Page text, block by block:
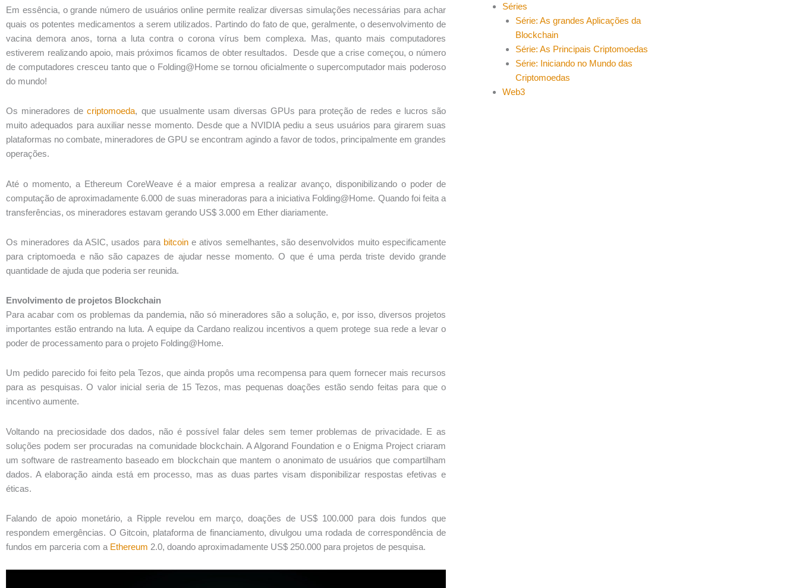
Em essência, o grande número de usuários online permite realizar diversas simulações necessárias para achar
quais os potentes medicamentos a serem utilizados. Partindo do fato de que, geralmente, o desenvolvimento de
vacina demora anos, torna a luta contra o corona vírus bem complexa. Mas, quanto mais computadores
estiverem realizando apoio, mais próximos ficamos de obter resultados. Desde que a crise começou, o número
de computadores cresceu tanto que o Folding@Home se tornou oficialmente o supercomputador mais poderoso
do mundo!
Os mineradores decriptomoeda, que usualmente usam diversas GPUs para proteção de redes e lucros são
muito adequados para auxiliar nesse momento. Desde que a NVIDIA pediu a seus usuários para girarem suas
plataformas no combate, mineradores de GPU se encontram agindo a favor de todos, principalmente em grandes
operações.
Até o momento, a Ethereum CoreWeave é a maior empresa a realizar avanço, disponibilizando o poder de
computação de aproximadamente 6.000 de suas mineradoras para a iniciativa Folding@Home. Quando foi feita a
transferências, os mineradores estavam gerando US$ 3.000 em Ether diariamente.
Os mineradores da ASIC, usados para bitcoine ativos semelhantes, são desenvolvidos muito especificamente
para criptomoeda e não são capazes de ajudar nesse momento. O que é uma perda triste devido grande
quantidade de ajuda que poderia ser reunida.
Envolvimento de projetos Blockchain
Para acabar com os problemas da pandemia, não só mineradores são a solução, e, por isso, diversos projetos
importantes estão entrando na luta. A equipe da Cardano realizou incentivos a quem protege sua rede a levar o
poder de processamento para o projeto Folding@Home.
Um pedido parecido foi feito pela Tezos, que ainda propôs uma recompensa para quem fornecer mais recursos
para as pesquisas. O valor inicial seria de 15 Tezos, mas pequenas doações estão sendo feitas para que o
incentivo aumente.
Voltando na preciosidade dos dados, não é possível falar deles sem temer problemas de privacidade. E as
soluções podem ser procuradas na comunidade blockchain. A Algorand Foundation e o Enigma Project criaram
um software de rastreamento baseado em blockchain que mantem o anonimato de usuários que compartilham
dados. A elaboração ainda está em processo, mas as duas partes visam disponibilizar respostas efetivas e
éticas.
Falando de apoio monetário, a Ripple revelou em março, doações de US$ 100.000 para dois fundos que
respondem emergências. O Gitcoin, plataforma de financiamento, divulgou uma rodada de correspondência de
fundos em parceria com a Ethereum 2.0, doando aproximadamente US$ 250.000 para projetos de pesquisa.
Séries
Série: As grandes Aplicações da
Blockchain
Série: As Principais Criptomoedas
Série: Iniciando no Mundo das
Criptomoedas
Web3